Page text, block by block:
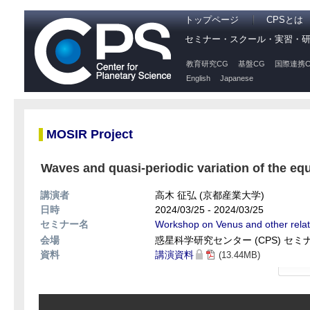
トップページ
CPSとは
セミナー・スクール・実習・
教育研究CG 基盤CG
国際連携
English
Japanese
MOSIR Project
Waves and quasi-periodic variation of the
講演者
高木 征弘 (京都産業大学)
日時
2024/03/25 - 2024/03/25
セミナー名
Workshop on Venus and other
会場
惑星科学研究センター (CPS) セミ
資料
講演資料 (13.44MB)